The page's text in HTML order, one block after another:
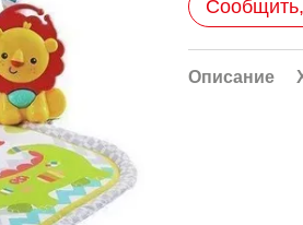
Описание